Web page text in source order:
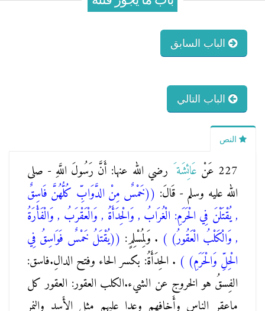
الباب السابق
الباب التالي
النص
227 عَنْ عَائِشَة َ رضي الله عنها: أَنَّ رَسُولَ اللَّهِ - صلى
الله عليه وسلم - قَالَ: ((خَمْسٌ مِنْ الدَّوَابِّ كُلُّهُنَّ فَاسِقٌ
, يُقْتَلْنَ فِي الْحَرَمِ: الْغُرَابُ , وَالْحِدَأَةُ , وَالْعَقْرَبُ , وَالْفَأْرَةُ
, وَالْكَلْبُ الْعَقُورُ) ) . وَلِمُسْلِمٍ: ((يُقْتَلُ خَمْسٌ فَوَاسِقُ فِي
الْحِلِّ وَالْحَرَمِ) ) . الحِدَأَةُ: بكسر الحاء وفتح الدالِ.فاسق:
الفِسقُ هو الخروج عن الشيء.الكلب العقور: العقور كل
ماعقر الناس وأَخافهم وعدا عليهم مثل الأَسد والنمر